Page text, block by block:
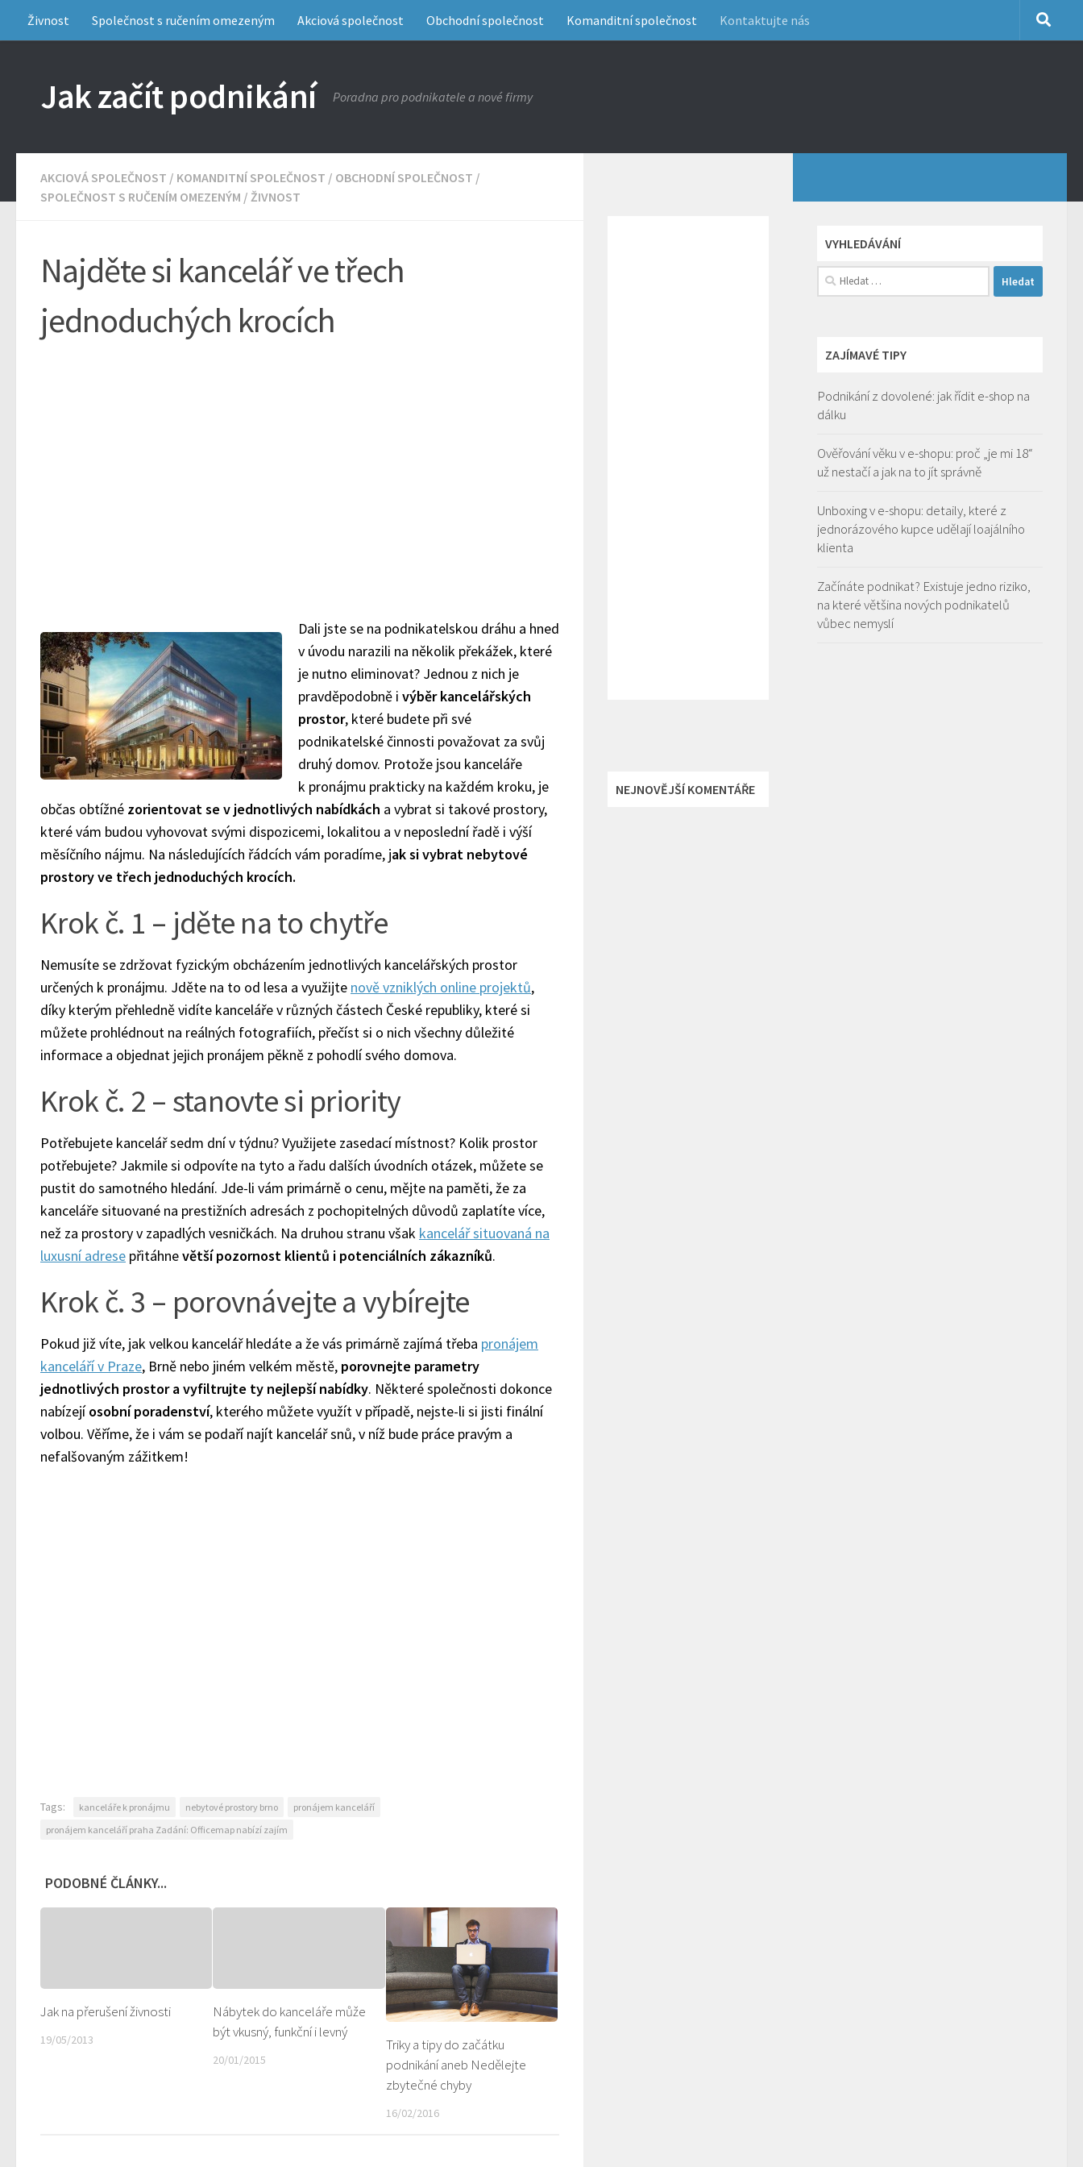
Živnost Společnost s ručením omezeným Akciová společnost Obchodní společnost Komanditní společnost Kontaktujte nás
Jak začít podnikání Poradna pro podnikatele a nové firmy
AKCIOVÁ SPOLEČNOST / KOMANDITNÍ SPOLEČNOST / OBCHODNÍ SPOLEČNOST /
SPOLEČNOST S RUČENÍM OMEZENÝM / ŽIVNOST
Najděte si kancelář ve třech
jednoduchých krocích
Dali jste se na podnikatelskou dráhu a hned
v úvodu narazili na několik překážek, které
je nutno eliminovat? Jednou z nich je
pravděpodobně i výběr kancelářských
prostor, které budete při své
podnikatelské činnosti považovat za svůj
druhý domov. Protože jsou kanceláře
k pronájmu prakticky na každém kroku, je
občas obtížné zorientovat se v jednotlivých nabídkách a vybrat si takové prostory,
které vám budou vyhovovat svými dispozicemi, lokalitou a v neposlední řadě i výší
měsíčního nájmu. Na následujících řádcích vám poradíme, jak si vybrat nebytové
prostory ve třech jednoduchých krocích.
Krok č. 1 – jděte na to chytře
Nemusíte se zdržovat fyzickým obcházením jednotlivých kancelářských prostor
určených k pronájmu. Jděte na to od lesa a využijte nově vzniklých online projektů,
díky kterým přehledně vidíte kanceláře v různých částech České republiky, které si
můžete prohlédnout na reálných fotografiích, přečíst si o nich všechny důležité
informace a objednat jejich pronájem pěkně z pohodlí svého domova.
Krok č. 2 – stanovte si priority
Potřebujete kancelář sedm dní v týdnu? Využijete zasedací místnost? Kolik prostor
potřebujete? Jakmile si odpovíte na tyto a řadu dalších úvodních otázek, můžete se
pustit do samotného hledání. Jde-li vám primárně o cenu, mějte na paměti, že za
kanceláře situované na prestižních adresách z pochopitelných důvodů zaplatíte více,
než za prostory v zapadlých vesničkách. Na druhou stranu však kancelář situovaná na
luxusní adrese přitáhnevětší pozornost klientů i potenciálních zákazníků.
Krok č. 3 – porovnávejte a vybírejte
Pokud již víte, jak velkou kancelář hledáte a že vás primárně zajímá třeba pronájem
kanceláří v Praze, Brně nebo jiném velkém městě, porovnejte parametry
jednotlivých prostor a vyfiltrujte ty nejlepší nabídky. Některé společnosti dokonce
nabízejíosobní poradenství, kterého můžete využít v případě, nejste-li si jisti finální
volbou. Věříme, že i vám se podaří najít kancelář snů, v níž bude práce pravým a
nefalšovaným zážitkem!
Tags: kanceláře k pronájmu nebytové prostory brno
pronájem kanceláří
pronájem kanceláří praha Zadání: Officemap nabízí zajím
PODOBNÉ ČLÁNKY...
Jak na přerušení živnosti
19/05/2013
Nábytek do kanceláře může
být vkusný, funkční i levný
20/01/2015
Triky a tipy do začátku
podnikání aneb Nedělejte
zbytečné chyby
16/02/2016
VYHLEDÁVÁNÍ
Vyhledávání
ZAJÍMAVÉ TIPY
Podnikání z dovolené: jak řídit e-shop na
dálku
Ověřování věku v e-shopu: proč „je mi 18“
už nestačí a jak na to jít správně
Unboxing v e-shopu: detaily, které z
jednorázového kupce udělají loajálního
klienta
Začínáte podnikat? Existuje jedno riziko,
na které většina nových podnikatelů
vůbec nemyslí
NEJNOVĚJŠÍ KOMENTÁŘE